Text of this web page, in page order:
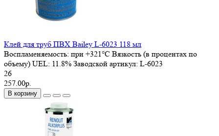
Клей для труб ПВХ Bailey L-6023 118 мл
Воспламеняемость: при +321°C Вязкость (в процентах по
объему) UEL: 11.8% Заводской артикул: L-6023
26
257.00р.
В корзину